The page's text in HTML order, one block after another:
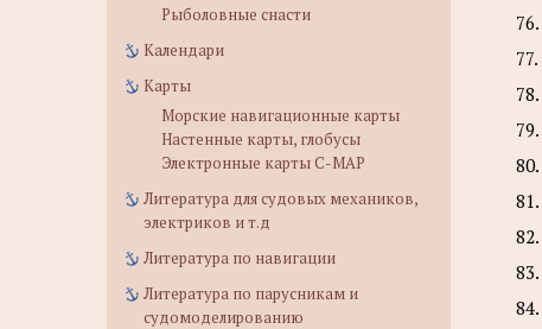
Рыболовные снасти
Календари
Карты
Морские навигационные карты
Настенные карты, глобусы
Электронные карты C-MAP
Литература для судовых механиков,
электриков и т.д
Литература по навигации
Литература по парусникам и
судомоделированию
76.
77.
78.
79.
80.
81.
82.
83.
84.